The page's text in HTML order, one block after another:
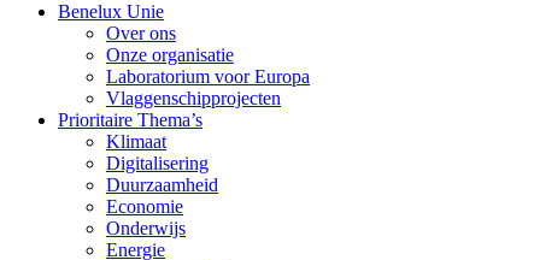
Benelux Unie
Over ons
Onze organisatie
Laboratorium voor Europa
Vlaggenschipprojecten
Prioritaire Thema’s
Klimaat
Digitalisering
Duurzaamheid
Economie
Onderwijs
Energie